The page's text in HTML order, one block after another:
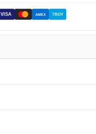
VISA AMEX TROY